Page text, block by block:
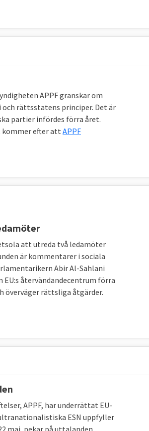
APPF granskar om
och rättsstatens principer. Det är
partier infördes förra året.
kommer efter att APPF
att utreda två ledamöter
är kommentarer i sociala
Abir Al-Sahlani
återvändandecentrum förra
överväger rättsliga åtgärder.
APPF, har underrättat EU-
ESN uppfyller
maj, pekar på uttalanden,